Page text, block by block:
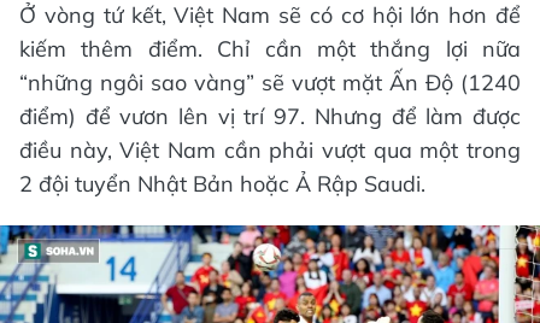
Ở vòng tứ kết, Việt Nam sẽ có cơ hội lớn hơn để
kiếm thêm điểm. Chỉ cần một thắng lợi nữa
“những ngôi sao vàng” sẽ vượt mặt Ấn Độ (1240
điểm) để vươn lên vị trí 97. Nhưng để làm được
điều này, Việt Nam cần phải vượt qua một trong
2 đội tuyển Nhật Bản hoặc Ả Rập Saudi.